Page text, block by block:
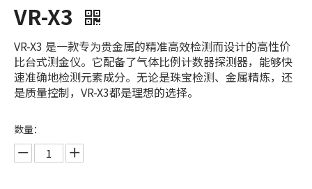
VR-X3
VR-X3 是一款专为贵金属的精准高效检测而设计的高性价
比台式测金仪。它配备了气体比例计数器探测器，能够快
速准确地检测元素成分。无论是珠宝检测、金属精炼，还
是质量控制，VR-X3都是理想的选择。
数量：